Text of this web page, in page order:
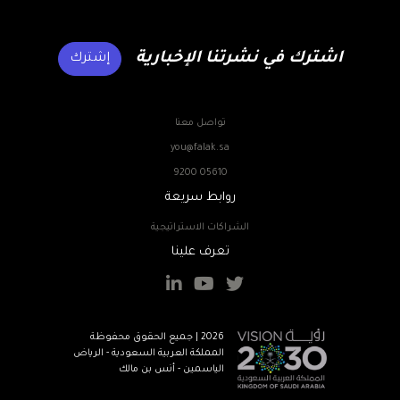
اشترك في نشرتنا الإخبارية إشترك
تواصل معنا
you@falak.sa
9200 05610
روابط سريعة
الشراكات الاستراتيجية
تعرف علينا
2026 | جميع الحقوق محفوظة
المملكة العربية السعودية - الرياض
الياسمين - أنس بن مالك